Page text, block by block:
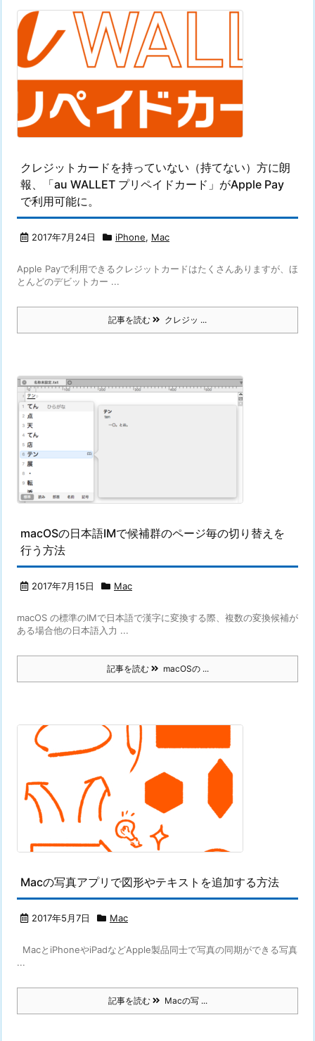
クレジットカードを持っていない（持てない）方に朗
報、「au WALLET プリペイドカード」がApple Pay
で利用可能に。
2017年7月24日 iPhone, Mac
Apple Payで利用できるクレジットカードはたくさんありますが、ほ
とんどのデビットカー ...
記事を読む クレジッ ...
macOSの日本語IMで候補群のページ毎の切り替えを
行う方法
2017年7月15日 Mac
macOS の標準のIMで日本語で漢字に変換する際、複数の変換候補が
ある場合他の日本語入力 ...
記事を読む macOSの ...
Macの写真アプリで図形やテキストを追加する方法
2017年5月7日 Mac
MacとiPhoneやiPadなどApple製品同士で写真の同期ができる写真
...
記事を読む Macの写 ...